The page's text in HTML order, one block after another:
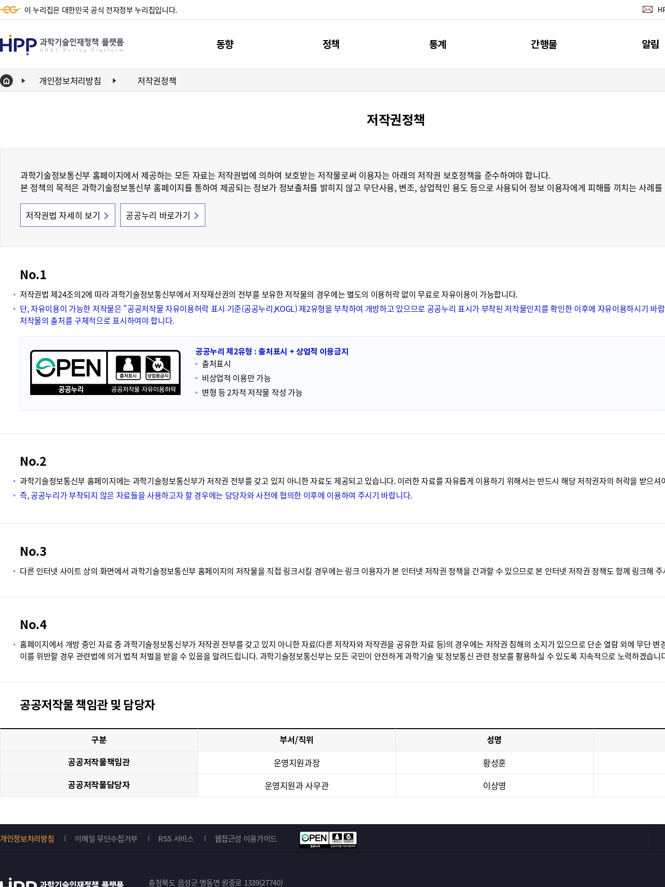
이 누리집은 대한민국 공식 전자정부 누리집입니다.
HPP
학
기
재
HRST
Policy
동향
단신동향
정책
제4차 과기인재 기본계획
통계
주요지표
간행물
간행물
알림
공지사
Home 개인정보처리방침 저작권정책
저작권정책
과학기술정보통신부 홈페이지에서 제공하는 모든 자료는 저작권법에 의하여 보호받는 저작물로써 이용자는 아래의 저작권 보호정책을 준수하여야 합니다.
본 정책의 목적은 과학기술정보통신부 홈페이지를 통하여 제공되는 정보가 정보출처를 밝히지 않고 무단사용, 변조, 상업적인 용도 등으로 사용되어 정보 이용자에게 피해를 끼치는 사례
저작권법 자세히 보기 공공누리 바로가기
No.1
저작권법 제24조의2에 따라 과학기술정보통신부에서 저작재산권의 전부를 보유한 저작물의 경우에는 별도의 이용허락 없이 무료로 자유이용이 가능합니다.
단, 자유이용이 가능한 저작물은 "공공저작물 자유이용허락 표시 기준(공공누리,KOGL) 제2유형을 부착하여 개방하고 있으므로 공공누리 표시가 부착된 저작물인지를 확인한 이후에 자유이용하시기 바
저작물의 출처를 구체적으로 표시하여야 합니다.
공공누리 제2유형 : 출처표시 + 상업적 이용금지
출처표시
비상업적 이용만 가능
변형 등 2차적 저작물 작성 가능
No.2
과학기술정보통신부 홈페이지에는 과학기술정보통신부가 저작권 전부를 갖고 있지 아니한 자료도 제공되고 있습니다. 이러한 자료를 자유롭게 이용하기 위해서는 반드시 해당 저작권자의 허락을 받으셔
즉, 공공누리가 부착되지 않은 자료들을 사용하고자 할 경우에는 담당자와 사전에 협의한 이후에 이용하여 주시기 바랍니다.
No.3
다른 인터넷 사이트 상의 화면에서 과학기술정보통신부 홈페이지의 저작물을 직접 링크시킬 경우에는 링크 이용자가 본 인터넷 저작권 정책을 간과할 수 있으므로 본 인터넷 저작권 정책도 함께 링크해
No.4
홈페이지에서 개방 중인 자료 중 과학기술정보통신부가 저작권 전부를 갖고 있지 아니한 자료(다른 저작자와 저작권을 공유한 자료 등)의 경우에는 저작권 침해의 소지가 있으므로 단순 열람 외에 무단 변
이를 위반할 경우 관련법에 의거 법적 처벌을 받을 수 있음을 알려드립니다. 과학기술정보통신부는 모든 국민이 안전하게 과학기술 및 정보통신 관련 정보를 활용하실 수 있도록 지속적으로 노력하겠습니
공공저작물 책임관 및 담당자
구분 부서/직위 성명
공공저작물책임관 운영지원과장 황성훈
공공저작물담당자 운영지원과 사무관 이상영
개인정보처리방침 이메일 무단수집거부 RSS 서비스 웹접근성 이용가이드
충청북도 음성군 맹동면 원중로 1339(27740)